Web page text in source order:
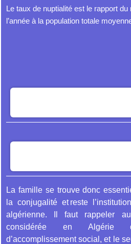
Le taux de nuptialité est le rapport
l’année à la population totale
La famille se trouve donc
la conjugalité et reste
algérienne. Il faut rappeler
considérée en Algérie
d’accomplissement social, et le